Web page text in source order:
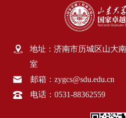
地址：济南市历城区山大
室
邮箱：zygcs@sdu.edu.cn
电话：0531-88362559